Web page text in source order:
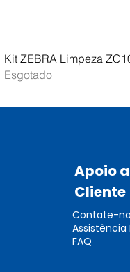
Kit ZEBRA Limpeza
Esgotado
Apoio
Cliente
Contate-
Assistência
FAQ